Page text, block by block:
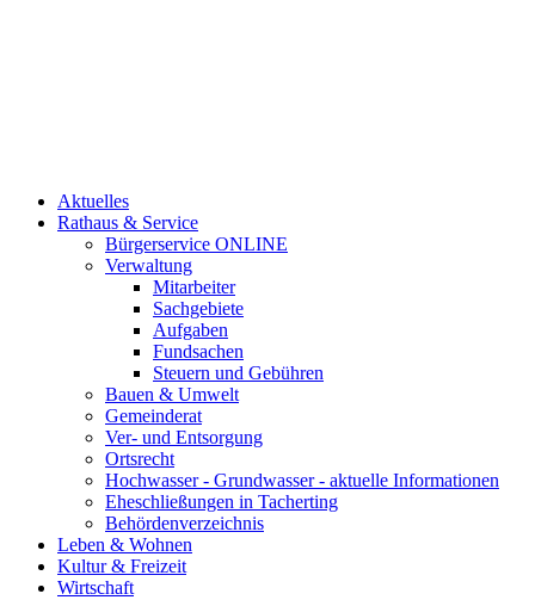
Aktuelles
Rathaus & Service
Bürgerservice ONLINE
Verwaltung
Mitarbeiter
Sachgebiete
Aufgaben
Fundsachen
Steuern und Gebühren
Bauen & Umwelt
Gemeinderat
Ver- und Entsorgung
Ortsrecht
Hochwasser - Grundwasser - aktuelle Informationen
Eheschließungen in Tacherting
Behördenverzeichnis
Leben & Wohnen
Kultur & Freizeit
Wirtschaft